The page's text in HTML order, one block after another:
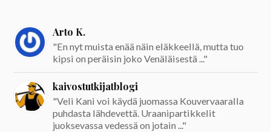
Arto K.
"En nyt muista enää näin eläkkeellä, mutta tuo
kipsi on peräisin joko Venäläisestä ..."
kaivostutkijatblogi
"Veli Kani voi käydä juomassa Kouvervaaralla
puhdasta lähdevettä. Uraanipartikkelit
juoksevassa vedessä on jotain ..."